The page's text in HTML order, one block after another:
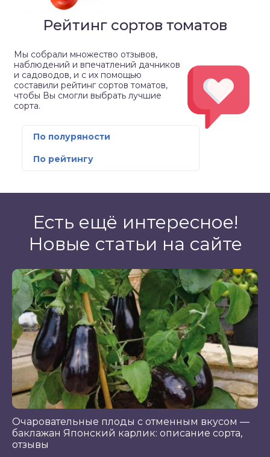
Рейтинг сортов томатов
Мы собрали множество отзывов,
наблюдений и впечатлений дачников
и садоводов, и с их помощью
составили рейтинг сортов томатов,
чтобы Вы смогли выбрать лучшие
сорта.
По полуряности
По рейтингу
Есть ещё интересное!
Новые статьи на сайте
Очаровательные плоды с отменным вкусом —
баклажан Японский карлик: описание сорта,
отзывы